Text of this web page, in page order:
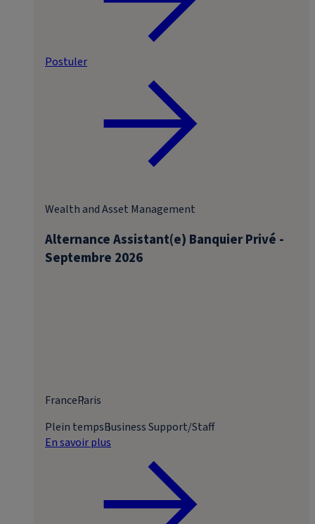
Postuler
Alternance Assistant(e) Banquier Privé -
Septembre 2026
Wealth and Asset Management
FranceParis
Plein tempsBusiness Support/Staff
En savoir plus